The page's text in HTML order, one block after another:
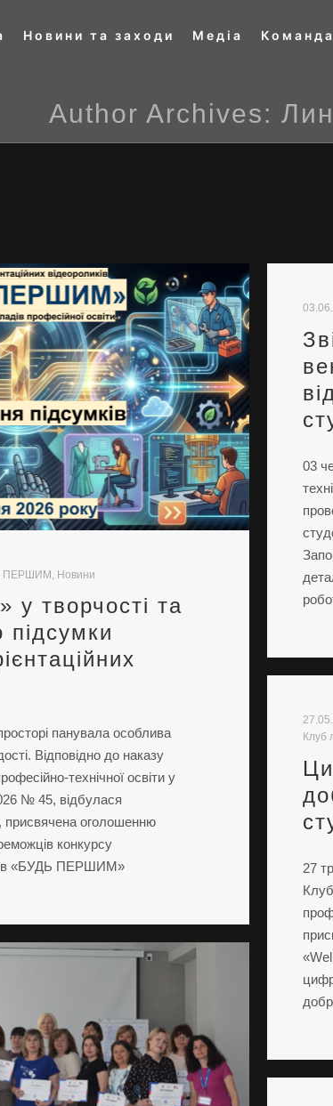
Новини та заходи Медіа Команда
Author Archives:
ПЕРШИМ Новини
творчості та
підсумки
панувала особлива
Відповідно до наказу
технічної освіти у
№ 45, відбулася
присвячена оголошенню
конкурсу
«БУДЬ ПЕРШИМ»
03
Клуб
27